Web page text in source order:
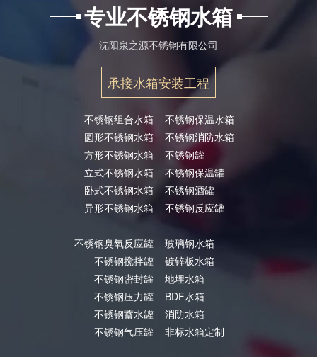
专业不锈钢水箱
沈阳泉之源不锈钢有限公司
承接水箱安装工程
不锈钢组合水箱
圆形不锈钢水箱
方形不锈钢水箱
立式不锈钢水箱
卧式不锈钢水箱
异形不锈钢水箱
不锈钢臭氧反应罐
不锈钢搅拌罐
不锈钢密封罐
不锈钢压力罐
不锈钢蓄水罐
不锈钢气压罐
不锈钢保温水箱
不锈钢消防水箱
不锈钢罐
不锈钢保温罐
不锈钢酒罐
不锈钢反应罐
玻璃钢水箱
镀锌板水箱
地埋水箱
BDF水箱
消防水箱
非标水箱定制